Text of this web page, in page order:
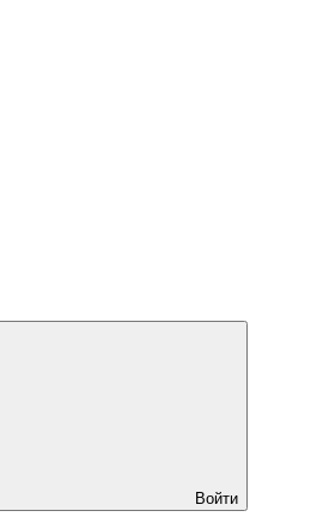
Войти